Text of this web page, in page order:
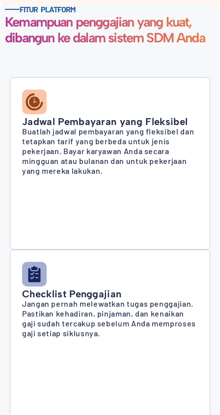
FITUR PLATFORM
Kemampuan penggajian yang kuat,
dibangun ke dalam sistem SDM Anda
Jadwal Pembayaran yang Fleksibel
Buatlah jadwal pembayaran yang fleksibel dan
tetapkan tarif yang berbeda untuk jenis
pekerjaan. Bayar karyawan Anda secara
mingguan atau bulanan dan untuk pekerjaan
yang mereka lakukan.
Checklist Penggajian
Jangan pernah melewatkan tugas penggajian.
Pastikan kehadiran, pinjaman, dan kenaikan
gaji sudah tercakup sebelum Anda memproses
gaji setiap siklusnya.